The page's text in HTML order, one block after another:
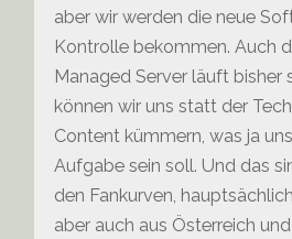
aber wir werden die neue
Kontrolle bekommen. Auch
Managed Server läuft bisher
können wir uns statt der
Content kümmern, was ja
Aufgabe sein soll. Und das
den Fankurven,
aber auch aus Österreich